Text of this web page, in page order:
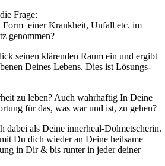
Frage:
Form einer Krankheit, Unfall etc. im
genommen?
seinen klärenden Raum ein und ergibt
Deines Lebens. Dies ist Lösungs-
zu leben? Auch wahrhaftig In Deine
für das, was war und ist, zu gehen?
dabei als Deine innerheal-Dolmetscherin.
Du dich wieder an Deine heilsame
in Dir & bis runter in jeder deiner